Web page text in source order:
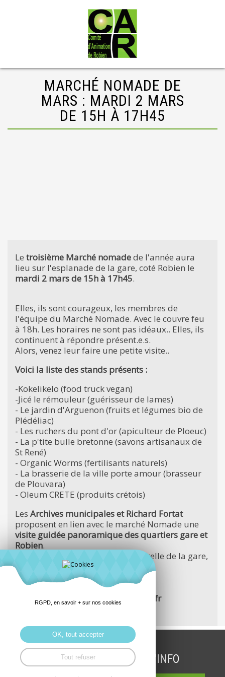
MARCHÉ NOMADE DE
MARS : MARDI 2 MARS
DE 15H À 17H45
Le troisième Marché nomadede l'année aura
lieu sur l'esplanade de la gare, coté Robien le
mardi 2 mars de 15h à 17h45.
Elles, ils sont courageux, les membres de
l'équipe du Marché Nomade. Avec le couvre feu
à 18h. Les horaires ne sont pas idéaux.. Elles, ils
continuent à répondre présent.e.s.
Alors, venez leur faire une petite visite..
Voici la liste des stands présents :
-Kokelikelo (food truck vegan)
-Jicé le rémouleur (guérisseur de lames)
- Le jardin d'Arguenon (fruits et légumes bio de
Plédéliac)
- Les ruchers du pont d'or (apiculteur de Ploeuc)
- La p'tite bulle bretonne (savons artisanaux de
St René)
- Organic Worms (fertilisants naturels)
- La brasserie de la ville porte amour (brasseur
de Plouvara)
- Oleum CRETE (produits crétois)
Les Archives municipales et Richard Fortat
proposent en lien avec le marché Nomade une
visite guidée panoramique des quartiers gare et
Robien.
Rendez-vous au pied de la passerelle de la gare,
coté Robien.
Prix : Gratuit · Durée : 20 min
Réservation obligatoire :
archivesmunicipales@saint-brieuc.fr
02.96.61.07.67
INSCRIPTION LETTRE D'INFO
RGPD, en savoir + sur nos cookies
OK, tout accepter
Tout refuser